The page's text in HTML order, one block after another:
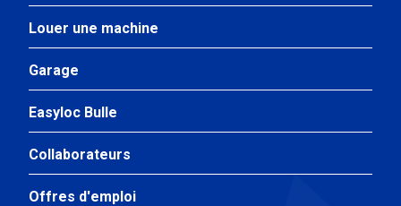
Louer une machine
Garage
Easyloc Bulle
Collaborateurs
Offres d'emploi